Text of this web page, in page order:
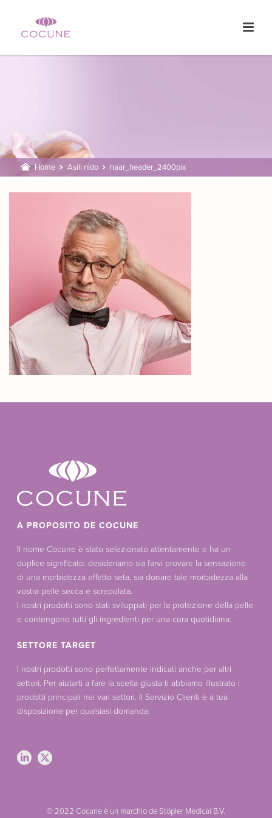
Home Asili nido haar_header_2400pix
A PROPOSITO DE COCUNE
Il nome Cocune è stato selezionato attentamente e ha un
duplice significato: desideriamo sia farvi provare la sensazione
di una morbidezza effetto seta, sia donare tale morbidezza alla
vostra pelle secca e screpolata.
I nostri prodotti sono stati sviluppati per la protezione della pelle
e contengono tutti gli ingredienti per una cura quotidiana.
SETTORE TARGET
I nostri prodotti sono perfettamente indicati anche per altri
settori. Per aiutarti a fare la scelta giusta ti abbiamo illustrato i
prodotti principali nei vari settori. Il Servizio Clienti è a tua
disposizione per qualsiasi domanda.
© 2022 Cocune è un marchio de Stöpler Medical B.V.